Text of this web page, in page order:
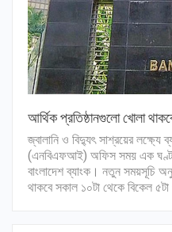
আর্থিক প্রতিষ্ঠানগুলো খোলা
জ্বালানি ও বিদ্যুৎ সাশ্রয়ের লক্ষ্যে
(এনবিএফআই) অফিস সময় এক ঘণ্টা
বাংলাদেশ ব্যাংক। নতুন সময়সূচি
থাকবে সকাল ১০টা থেকে বিকেল ৫টা